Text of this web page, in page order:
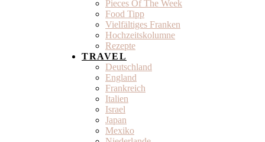
Pieces Of The Week
Food Tipp
Vielfältiges Franken
Hochzeitskolumne
Rezepte
TRAVEL
Deutschland
England
Frankreich
Italien
Israel
Japan
Mexiko